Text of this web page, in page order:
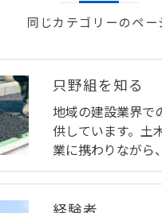
同じカテゴリーのペー
只野組を知る
地域の建設業界で
供しています。土
業に携わりながら